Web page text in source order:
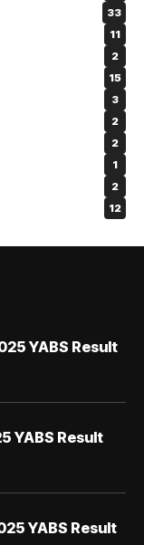
33
11
2
15
3
2
2
1
2
12
YABS Result
YABS Result
YABS Result